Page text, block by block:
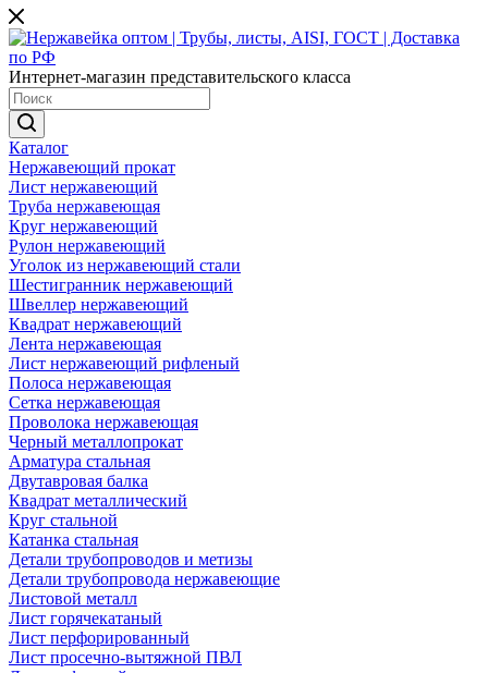
Интернет-магазин представительского класса
Каталог
Нержавеющий прокат
Лист нержавеющий
Труба нержавеющая
Круг нержавеющий
Рулон нержавеющий
Уголок из нержавеющий стали
Шестигранник нержавеющий
Швеллер нержавеющий
Квадрат нержавеющий
Лента нержавеющая
Лист нержавеющий рифленый
Полоса нержавеющая
Сетка нержавеющая
Проволока нержавеющая
Черный металлопрокат
Арматура стальная
Двутавровая балка
Квадрат металлический
Круг стальной
Катанка стальная
Детали трубопроводов и метизы
Детали трубопровода нержавеющие
Листовой металл
Лист горячекатаный
Лист перфорированный
Лист просечно-вытяжной ПВЛ